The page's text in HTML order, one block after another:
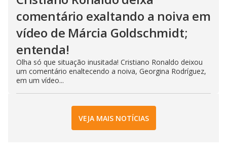
comentário exaltando a noiva em
vídeo de Márcia Goldschmidt;
entenda!
Olha só que situação inusitada! Cristiano Ronaldo deixou
um comentário enaltecendo a noiva, Georgina Rodríguez,
em um vídeo...
VEJA MAIS NOTÍCIAS